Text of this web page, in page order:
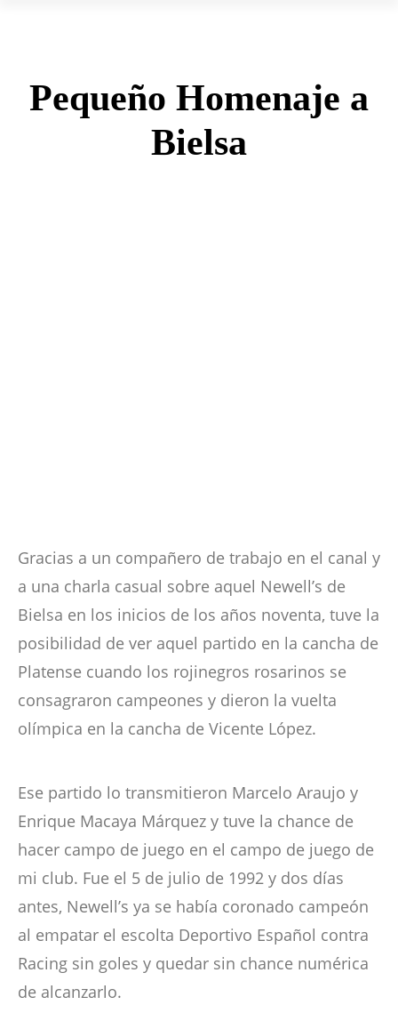
Pequeño Homenaje a
Bielsa
Gracias a un compañero de trabajo en el canal y
a una charla casual sobre aquel Newell’s de
Bielsa en los inicios de los años noventa, tuve la
posibilidad de ver aquel partido en la cancha de
Platense cuando los rojinegros rosarinos se
consagraron campeones y dieron la vuelta
olímpica en la cancha de Vicente López.
Ese partido lo transmitieron Marcelo Araujo y
Enrique Macaya Márquez y tuve la chance de
hacer campo de juego en el campo de juego de
mi club. Fue el 5 de julio de 1992 y dos días
antes, Newell’s ya se había coronado campeón
al empatar el escolta Deportivo Español contra
Racing sin goles y quedar sin chance numérica
de alcanzarlo.